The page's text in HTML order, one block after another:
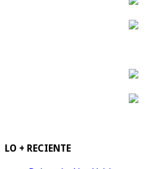
LO + RECIENTE